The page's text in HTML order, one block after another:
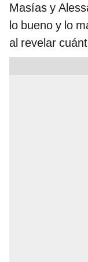
Masías y
lo bueno y lo
al revelar